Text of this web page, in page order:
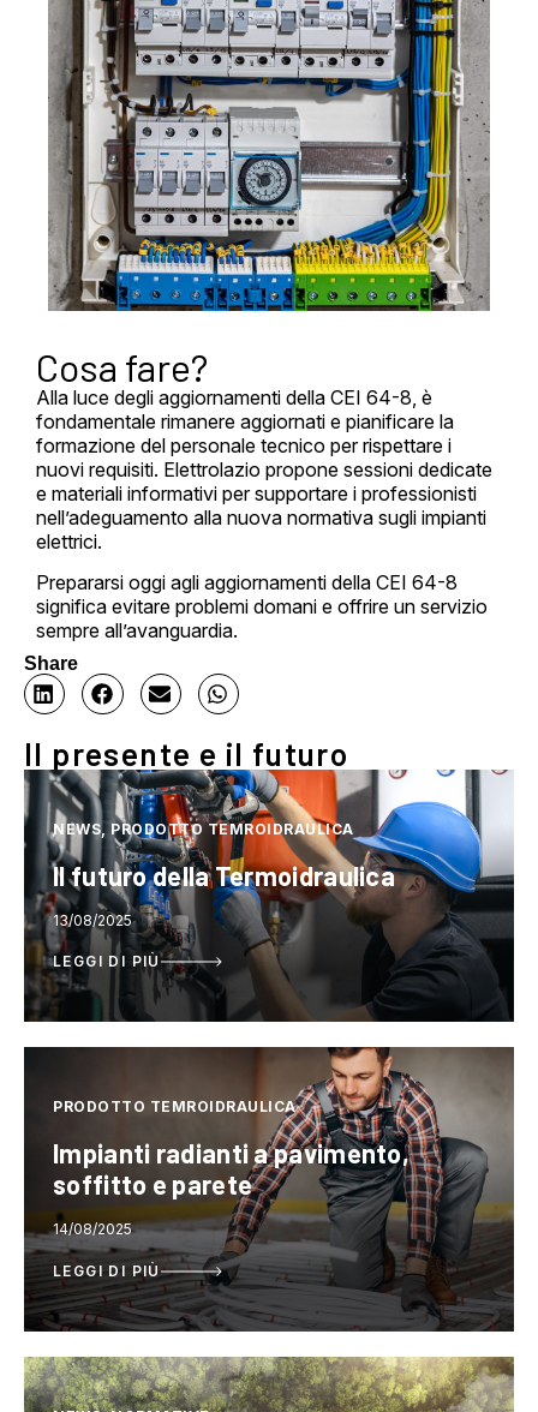
Cosa fare?
Alla luce degli aggiornamenti della CEI 64-8, è
fondamentale rimanere aggiornati e pianificare la
formazione del personale tecnico per rispettare i
nuovi requisiti. Elettrolazio propone sessioni dedicate
e materiali informativi per supportare i professionisti
nell’adeguamento alla nuova normativa sugli impianti
elettrici.
Prepararsi oggi agli aggiornamenti della CEI 64-8
significa evitare problemi domani e offrire un servizio
sempre all’avanguardia.
Share
Il presente e il futuro
NEWS, PRODOTTO TEMROIDRAULICA
Il futuro della Termoidraulica
13/08/2025
LEGGI DI PIÙ
PRODOTTO TEMROIDRAULICA
Impianti radianti a pavimento,
soffitto e parete
14/08/2025
LEGGI DI PIÙ